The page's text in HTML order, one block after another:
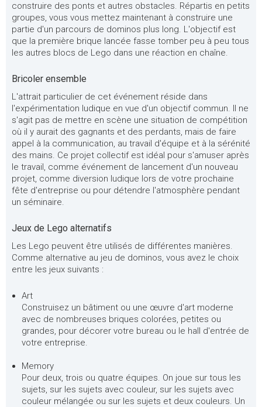
construire des ponts et autres obstacles. Répartis en petits
groupes, vous vous mettez maintenant à construire une
partie d'un parcours de dominos plus long. L'objectif est
que la première brique lancée fasse tomber peu à peu tous
les autres blocs de Lego dans une réaction en chaîne.
Bricoler ensemble
L'attrait particulier de cet événement réside dans
l'expérimentation ludique en vue d'un objectif commun. Il ne
s'agit pas de mettre en scène une situation de compétition
où il y aurait des gagnants et des perdants, mais de faire
appel à la communication, au travail d'équipe et à la sérénité
des mains. Ce projet collectif est idéal pour s'amuser après
le travail, comme événement de lancement d'un nouveau
projet, comme diversion ludique lors de votre prochaine
fête d'entreprise ou pour détendre l'atmosphère pendant
un séminaire.
Jeux de Lego alternatifs
Les Lego peuvent être utilisés de différentes manières.
Comme alternative au jeu de dominos, vous avez le choix
entre les jeux suivants :
Art
Construisez un bâtiment ou une œuvre d'art moderne
avec de nombreuses briques colorées, petites ou
grandes, pour décorer votre bureau ou le hall d'entrée de
votre entreprise.
Memory
Pour deux, trois ou quatre équipes. On joue sur tous les
sujets, sur les sujets avec couleur, sur les sujets avec
couleur mélangée ou sur les sujets et deux couleurs. Un